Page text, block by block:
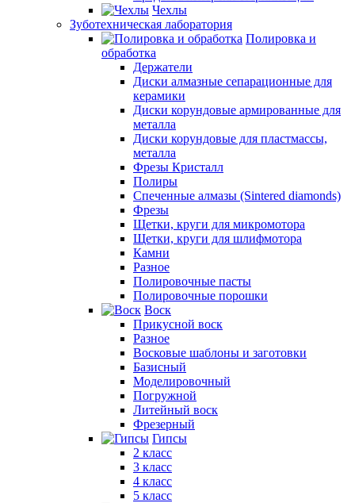
Чехлы
Зуботехническая лаборатория
Полировка и
обработка
Держатели
Диски алмазные сепарационные для
керамики
Диски корундовые армированные для
металла
Диски корундовые для пластмассы,
металла
Фрезы Кристалл
Полиры
Спеченные алмазы (Sintered diamonds)
Фрезы
Щетки, круги для микромотора
Щетки, круги для шлифмотора
Камни
Разное
Полировочные пасты
Полировочные порошки
Воск
Прикусной воск
Разное
Восковые шаблоны и заготовки
Базисный
Моделировочный
Погружной
Литейный воск
Фрезерный
Гипсы
2 класс
3 класс
4 класс
5 класс